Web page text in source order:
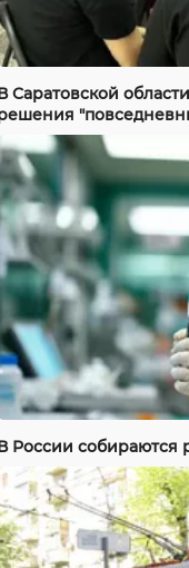
Саратовской
России собираются